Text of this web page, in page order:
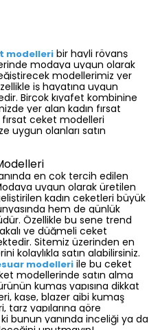
modelleri bir hayli rövanş
modaya uygun olarak
modellerimiz yer
iş hayatına uygun
Birçok kıyafet kombinine
yer alan kadın fırsat
fırsat ceket modelleri
uygun olanları satın
en çok tercih edilen
uygun olarak üretilen
kadın ceketleri büyük
hem de günlük
Özellikle bu sene trend
ve düğmeli ceket
Sitemiz üzerinden en
kolaylıkla satın alabilirsiniz.
modelleri ile bu ceket
modellerinde satın alma
kumaş yapısına dikkat
kaşe, blazer gibi kumaş
yapılarına göre
bunun yanında inceliği ya da